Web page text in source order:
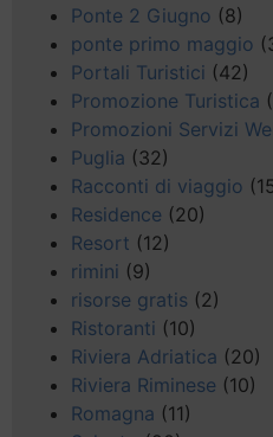
Ponte 2 Giugno (8)
ponte primo maggio
Portali Turistici (42)
Promozione Turistica
Promozioni Servizi
Puglia (32)
Racconti di viaggio
Residence (20)
Resort (12)
rimini (9)
risorse gratis (2)
Ristoranti (10)
Riviera Adriatica (20)
Riviera Riminese (10)
Romagna (11)